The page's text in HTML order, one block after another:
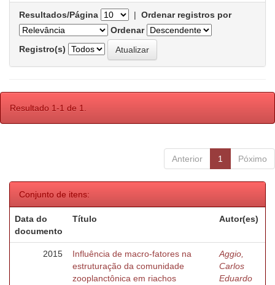
Resultados/Página | Ordenar registros por
Ordenar
Registro(s)
Resultado 1-1 de 1.
Anterior 1 Póximo
Conjunto de itens:
Data do
documento
Título Autor(es)
2015
Influência de macro-fatores na
estruturação da comunidade
zooplanctônica em riachos
Aggio,
Carlos
Eduardo